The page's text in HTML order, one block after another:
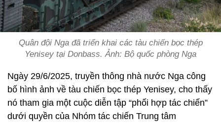
Quân đội Nga đã triển khai các tàu chiến bọc thép
Yenisey tại Donbass. Ảnh: Bộ quốc phòng Nga
Ngày 29/6/2025, truyền thông nhà nước Nga công
bố hình ảnh về tàu chiến bọc thép Yenisey, cho thấy
nó tham gia một cuộc diễn tập “phối hợp tác chiến”
dưới quyền của Nhóm tác chiến Trung tâm